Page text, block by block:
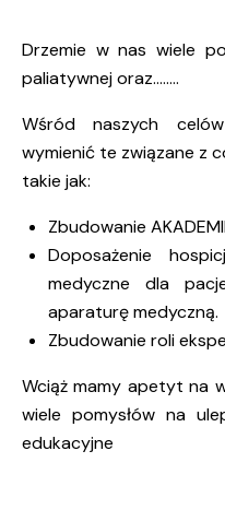
Drzemie w nas wiele
paliatywnej oraz……..
Wśród naszych
wymienić te związane z
takie jak:
Zbudowanie
Doposażenie
medyczne dla
aparaturę medyczną.
Zbudowanie roli
Wciąż mamy apetyt na
wiele pomysłów na
edukacyjne